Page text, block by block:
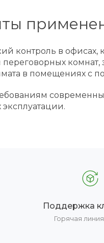
контроль в
в помещениях с
Поддержка
Горячая